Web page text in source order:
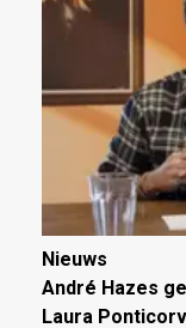
Nieuws
André Hazes
Laura